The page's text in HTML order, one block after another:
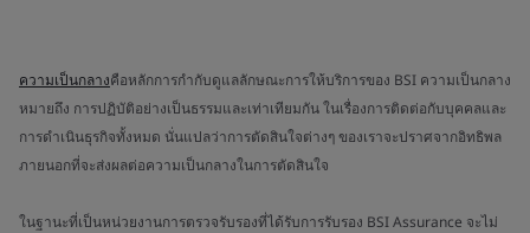
ความเป็นกลางคือหลักการกำกับดูแลลักษณะการให้บริการของ BSI ความเป็นกลาง
หมายถึง การปฏิบัติอย่างเป็นธรรมและเท่าเทียมกัน ในเรื่องการติดต่อกับบุคคลและ
การดำเนินธุรกิจทั้งหมด นั่นแปลว่าการตัดสินใจต่างๆ ของเราจะปราศจากอิทธิพล
ภายนอกที่จะส่งผลต่อความเป็นกลางในการตัดสินใจ
ในฐานะที่เป็นหน่วยงานการตรวจรับรองที่ได้รับการรับรอง BSI Assurance จะไม่